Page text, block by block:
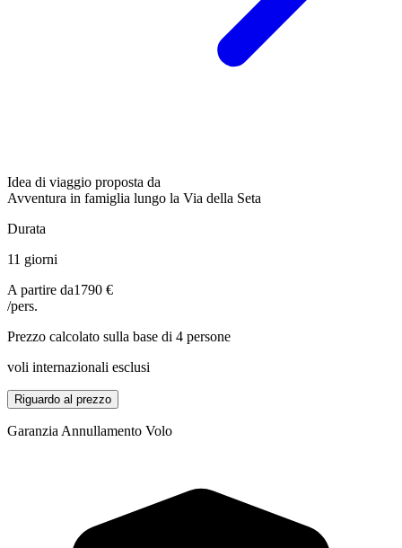
Idea di viaggio proposta da
Avventura in famiglia lungo la Via della Seta
Durata
11 giorni
A partire da1790 €
/pers.
Prezzo calcolato sulla base di 4 persone
voli internazionali esclusi
Riguardo al prezzo
Garanzia Annullamento Volo